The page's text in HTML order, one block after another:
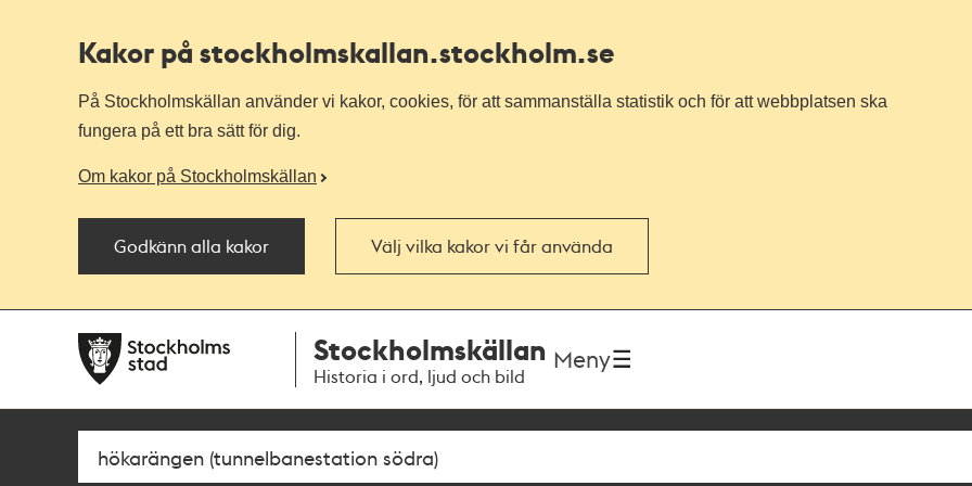
Kakor på stockholmskallan.stockholm.se
På Stockholmskällan använder vi kakor, cookies, för att sammanställa statistik och för att webbplatsen ska
fungera på ett bra sätt för dig.
Om kakor på Stockholmskällan
Godkänn alla kakor Välj vilka kakor vi får använda
navigationen
huvudinnehållet
Stockholmskällan
Historia i ord, ljud och bild
Meny
Sök